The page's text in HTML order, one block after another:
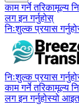
काम गर्ने तरिकामूल्य
लग इन गर्नुहोस्
निःशुल्क प्रयास
निःशुल्क प्रयास
काम गर्ने तरिकामूल्य
लग इन गर्नुहोस्यो